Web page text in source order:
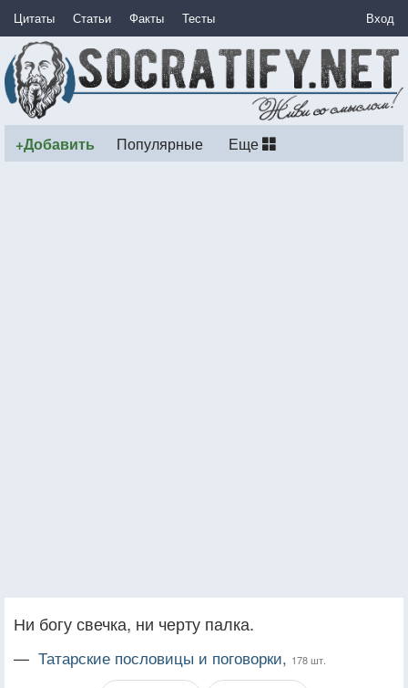
Цитаты Статьи Факты Тесты Вход
+Добавить Популярные Еще
Ни богу свечка, ни черту палка.
— Татарские пословицы и поговорки, 178 шт.